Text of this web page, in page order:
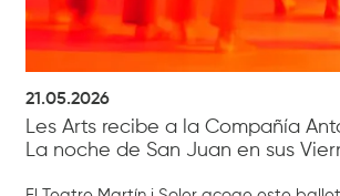
21.05.2026
Les Arts recibe a la Compañía
La noche de San Juan en sus